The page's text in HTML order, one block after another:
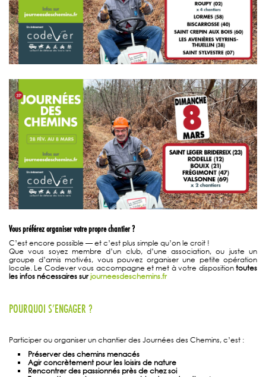
Vous préférez organiser votre propre chantier ?
C’est encore possible — et c’est plus simple qu’on le croit !
Que vous soyez membre d’un club, d’une association, ou juste un
groupe d’amis motivés, vous pouvez organiser une petite opération
locale. Le Codever vous accompagne et met à votre dispositiontoutes
les infos nécessaires surjourneesdeschemins.fr
POURQUOI S’ENGAGER ?
Participer ou organiser un chantier des Journées des Chemins, c’est :
Préserver des chemins menacés
Agir concrètement pour les loisirs de nature
Rencontrer des passionnés près de chez soi